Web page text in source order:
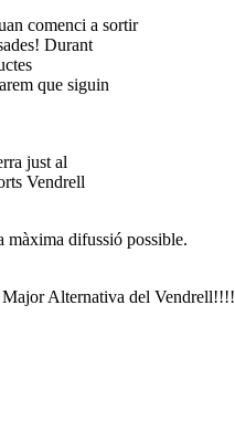
comenci a sortir
Durant
que siguin
just al
Vendrell
màxima difussió possible.
Alternativa del Vendrell!!!!